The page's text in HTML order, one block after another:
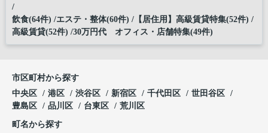
飲食(64件) エステ・整体(60件) 【居住用】高級賃貸特集(52件)
高級賃貸(52件) 30万円代 オフィス・店舗特集(49件)
市区町村から探す
中央区
港区 渋谷区 新宿区 千代田区
世田谷区
豊島区
品川区 台東区 荒川区
町名から探す